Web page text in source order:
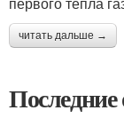
читать дальше →
Последние